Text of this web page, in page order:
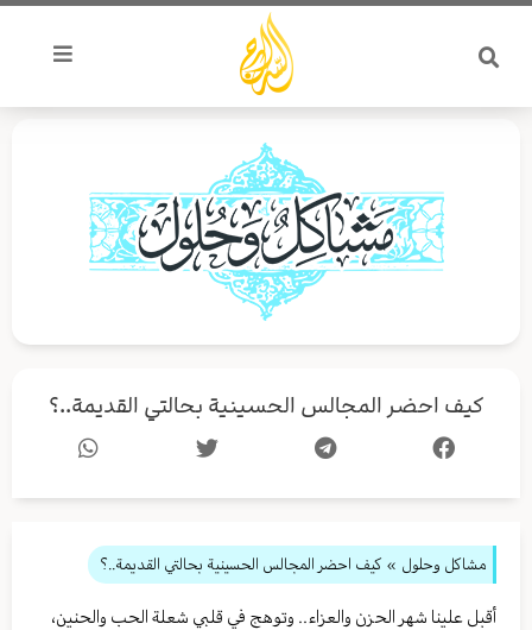
تخطي
المحتوى
كيف احضر المجالس الحسينية بحالتي القديمة..؟
مشاكل وحلول » كيف احضر المجالس الحسينية بحالتي القديمة..؟
أقبل علينا شهر الحزن والعزاء.. وتوهج في قلبي شعلة الحب والحنين،